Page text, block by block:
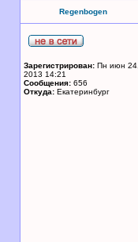
Regenbogen
Зарегистрирован: Пн июн 24,
2013 14:21
Сообщения: 656
Откуда: Екатеринбург